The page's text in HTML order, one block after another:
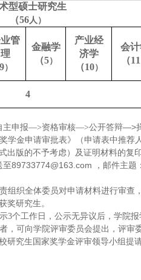
型硕士研究生
（56人）
管
理
）
金融学
（5）
产业经
济学
（10）
会
（11
4
主申报—>资格审核—>公开答辩—>
学金申请审批表》（申请表中推荐
出版的不予考虑）及证明材料的复
至89733774@163.com ，邮件主题
组织全体委员对申请材料进行审查
奖研究生。
3个工作日，公示无异议后，学院报
，可向学院评审委员会提出，评审
研究生国家奖学金评审领导小组提请